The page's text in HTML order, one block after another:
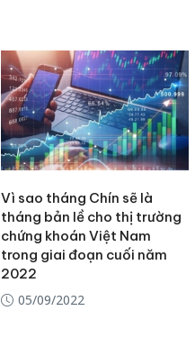
Vì sao tháng Chín sẽ là
tháng bản lề cho thị trường
chứng khoán Việt Nam
trong giai đoạn cuối năm
2022
05/09/2022